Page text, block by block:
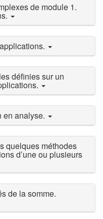
de module 1.
définies sur un
en analyse.
quelques méthodes
d’une ou plusieurs
de la somme.